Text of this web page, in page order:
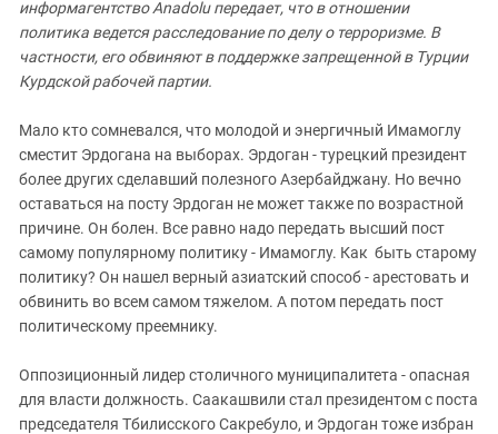
информагентство Anadolu передает, что в отношении
политика ведется расследование по делу о терроризме. В
частности, его обвиняют в поддержке запрещенной в Турции
Курдской рабочей партии.
Мало кто сомневался, что молодой и энергичный Имамоглу
сместит Эрдогана на выборах. Эрдоган - турецкий президент
более других сделавший полезного Азербайджану. Но вечно
оставаться на посту Эрдоган не может также по возрастной
причине. Он болен. Все равно надо передать высший пост
самому популярному политику - Имамоглу. Как быть старому
политику? Он нашел верный азиатский способ - арестовать и
обвинить во всем самом тяжелом. А потом передать пост
политическому преемнику.
Оппозиционный лидер столичного муниципалитета - опасная
для власти должность. Саакашвили стал президентом с поста
председателя Тбилисского Сакребуло, и Эрдоган тоже избран